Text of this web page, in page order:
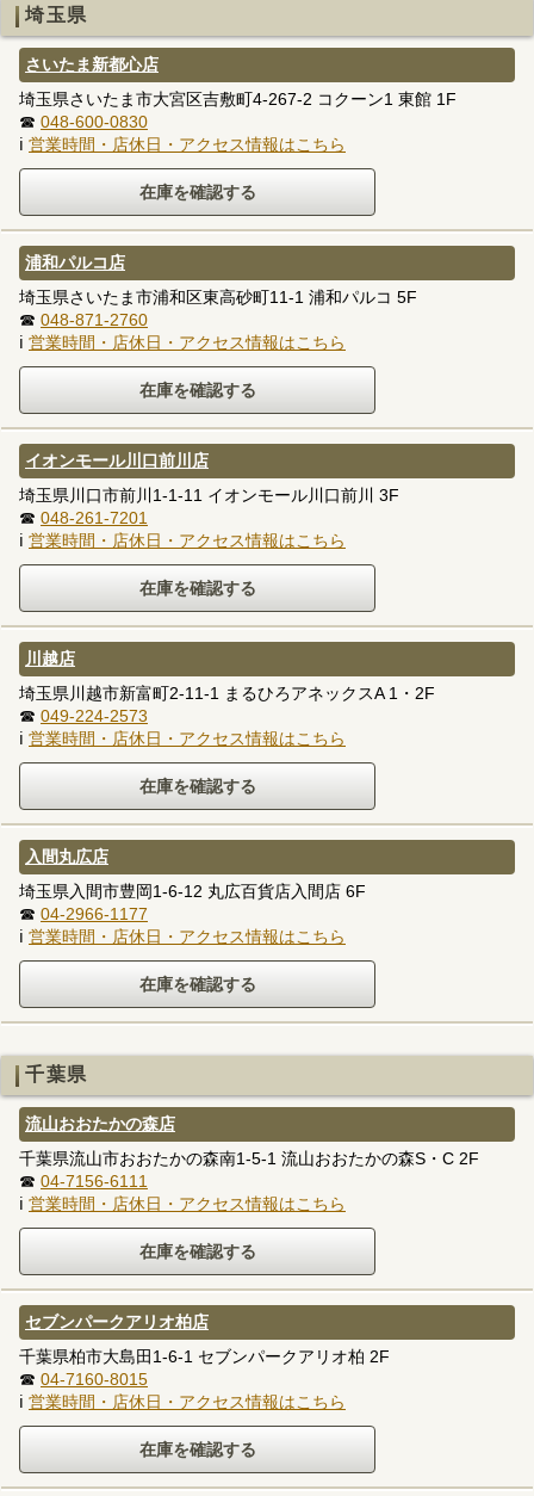
埼玉県
さいたま新都心店
埼玉県さいたま市大宮区吉敷町4-267-2 コクーン1 東館 1F
☎ 048-600-0830
ℹ 営業時間・店休日・アクセス情報はこちら
浦和パルコ店
埼玉県さいたま市浦和区東高砂町11-1 浦和パルコ 5F
☎ 048-871-2760
ℹ 営業時間・店休日・アクセス情報はこちら
イオンモール川口前川店
埼玉県川口市前川1-1-11 イオンモール川口前川 3F
☎ 048-261-7201
ℹ 営業時間・店休日・アクセス情報はこちら
川越店
埼玉県川越市新富町2-11-1 まるひろアネックスA 1・2F
☎ 049-224-2573
ℹ 営業時間・店休日・アクセス情報はこちら
入間丸広店
埼玉県入間市豊岡1-6-12 丸広百貨店入間店 6F
☎ 04-2966-1177
ℹ 営業時間・店休日・アクセス情報はこちら
千葉県
流山おおたかの森店
千葉県流山市おおたかの森南1-5-1 流山おおたかの森S・C 2F
☎ 04-7156-6111
ℹ 営業時間・店休日・アクセス情報はこちら
セブンパークアリオ柏店
千葉県柏市大島田1-6-1 セブンパークアリオ柏 2F
☎ 04-7160-8015
ℹ 営業時間・店休日・アクセス情報はこちら